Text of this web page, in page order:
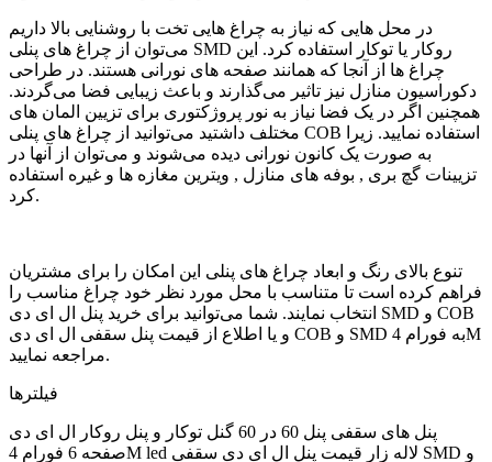
در محل هایی که نیاز به چراغ هایی تخت با روشنایی بالا داریم
می‌توان از چراغ های پنلی SMD روکار یا توکار استفاده کرد. این
چراغ ها از آنجا که همانند صفحه های نورانی هستند. در طراحی
دکوراسیون منازل نیز تاثیر می‌گذارند و باعث زیبایی فضا می‌گردند.
همچنین اگر در یک فضا نیاز به نور پروژکتوری برای تزیین المان های
مختلف داشتید می‌توانید از چراغ های پنلی COB استفاده نمایید. زیرا
به صورت یک کانون نورانی دیده می‌شوند و می‌توان از آنها در
تزیینات گچ بری , بوفه های منازل , ویترین مغازه ها و غیره استفاده
کرد.
تنوع بالای رنگ و ابعاد چراغ های پنلی این امکان را برای مشتریان
فراهم کرده است تا متناسب با محل مورد نظر خود چراغ مناسب را
انتخاب نمایند. شما می‌توانید برای خرید پنل ال ای دی SMD و COB
و یا اطلاع از قیمت پنل سقفی ال ای دی COB و SMD به فورام 4M
مراجعه نمایید.
فیلترها
پنل های سقفی پنل 60 در 60 گنل توکار و پنل روکار ال ای دی
صفحه 6 فورام 4M led لاله زار قیمت پنل ال ای دی سقفی SMD و